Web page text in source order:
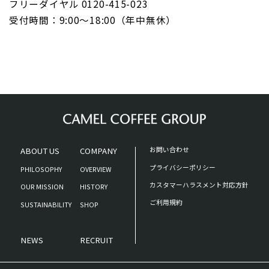
フリーダイヤル 0120-415-023
受付時間：9:00～18:00（年中無休）
ABOUT US
PHILOSOPHY
OUR MISSION
SUSTAINABILITY
COMPANY
OVERVIEW
HISTORY
SHOP
NEWS RECRUIT
お問い合わせ
プライバシーポリシー
カスタマーハラスメント対応方針
ご利用規約